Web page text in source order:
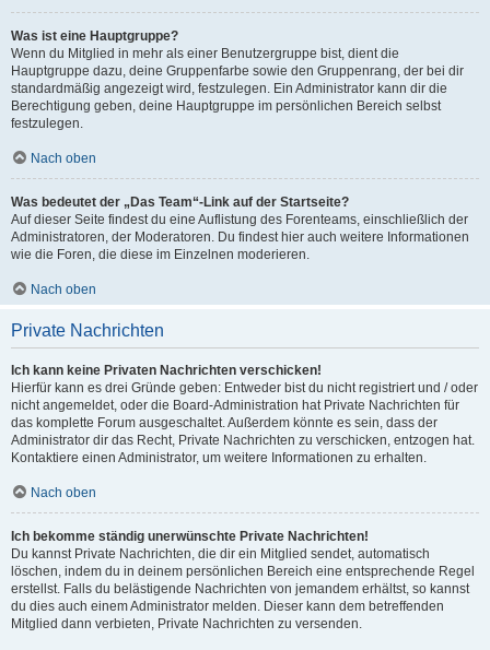
Was ist eine Hauptgruppe?
Wenn du Mitglied in mehr als einer Benutzergruppe bist, dient die
Hauptgruppe dazu, deine Gruppenfarbe sowie den Gruppenrang, der bei dir
standardmäßig angezeigt wird, festzulegen. Ein Administrator kann dir die
Berechtigung geben, deine Hauptgruppe im persönlichen Bereich selbst
festzulegen.
Nach oben
Was bedeutet der „Das Team“-Link auf der Startseite?
Auf dieser Seite findest du eine Auflistung des Forenteams, einschließlich der
Administratoren, der Moderatoren. Du findest hier auch weitere Informationen
wie die Foren, die diese im Einzelnen moderieren.
Nach oben
Private Nachrichten
Ich kann keine Privaten Nachrichten verschicken!
Hierfür kann es drei Gründe geben: Entweder bist du nicht registriert und / oder
nicht angemeldet, oder die Board-Administration hat Private Nachrichten für
das komplette Forum ausgeschaltet. Außerdem könnte es sein, dass der
Administrator dir das Recht, Private Nachrichten zu verschicken, entzogen hat.
Kontaktiere einen Administrator, um weitere Informationen zu erhalten.
Nach oben
Ich bekomme ständig unerwünschte Private Nachrichten!
Du kannst Private Nachrichten, die dir ein Mitglied sendet, automatisch
löschen, indem du in deinem persönlichen Bereich eine entsprechende Regel
erstellst. Falls du belästigende Nachrichten von jemandem erhältst, so kannst
du dies auch einem Administrator melden. Dieser kann dem betreffenden
Mitglied dann verbieten, Private Nachrichten zu versenden.